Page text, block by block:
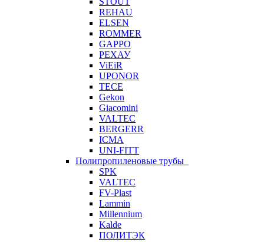
REHAU
ELSEN
ROMMER
GAPPO
РЕХАУ
ViEiR
UPONOR
TECE
Gekon
Giacomini
VALTEC
BERGERR
ICMA
UNI-FITT
Полипропиленовые трубы
SPK
VALTEC
FV-Plast
Lammin
Millennium
Kalde
ПОЛИТЭК